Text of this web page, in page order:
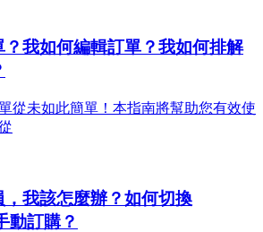
我如何編輯訂單？我如何排解
從未如此簡單！本指南將幫助您有效使
我該怎麼辦？如何切換
動訂購？